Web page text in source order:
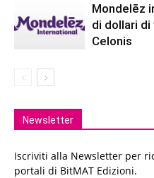
Mondelēz
di dollari di
Celonis
Newsletter
Iscriviti alla Newsletter per
portali di BitMAT Edizioni.